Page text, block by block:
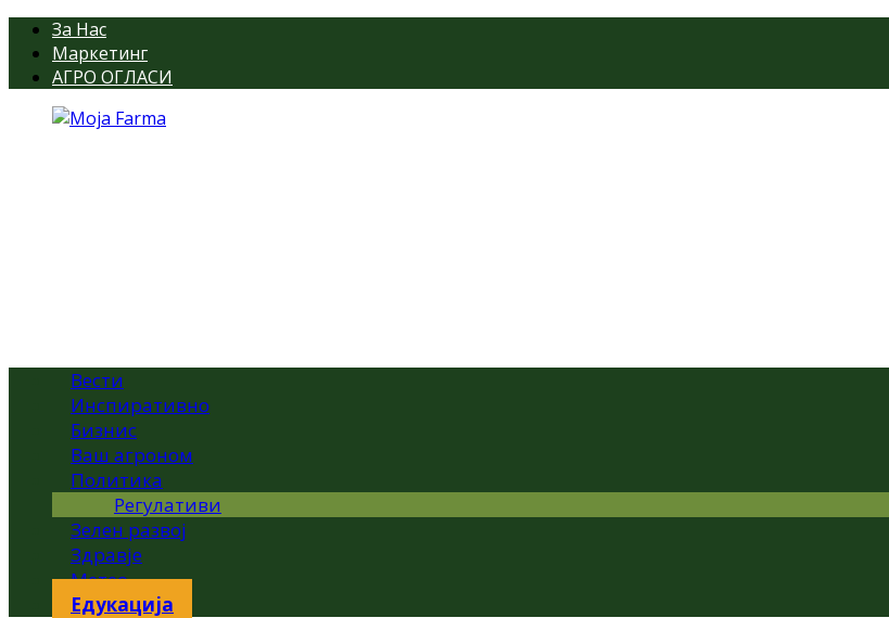
За Нас
Маркетинг
АГРО ОГЛАСИ
Вести
Инспиративно
Бизнис
Ваш агроном
Политика
Регулативи
Зелен развој
Здравје
Метео
Едукација